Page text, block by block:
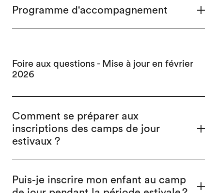
Programme d'accompagnement
Foire aux questions - Mise à jour en février
2026
Comment se préparer aux
inscriptions des camps de jour
estivaux ?
Puis-je inscrire mon enfant au camp